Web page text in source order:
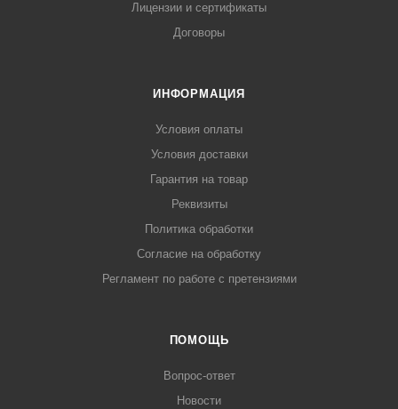
Лицензии и сертификаты
Договоры
ИНФОРМАЦИЯ
Условия оплаты
Условия доставки
Гарантия на товар
Реквизиты
Политика обработки
Согласие на обработку
Регламент по работе с претензиями
ПОМОЩЬ
Вопрос-ответ
Новости